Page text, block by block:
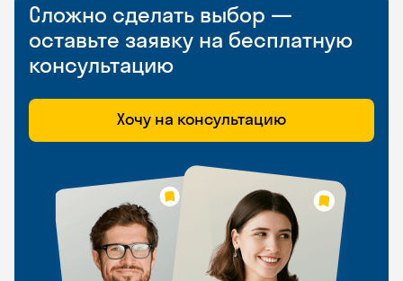
Сложно сделать выбор —
оставьте заявку на бесплатную
консультацию
Хочу на консультацию